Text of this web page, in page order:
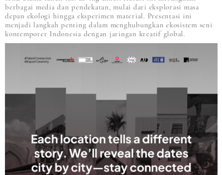
berbagai media dan pendekatan, mulai dari eksplorasi masa
depan ekologi hingga eksperimen material. Presentasi ini
menjadi langkah penting dalam menghubungkan ekosistem seni
kontemporer Indonesia dengan jaringan kreatif global.